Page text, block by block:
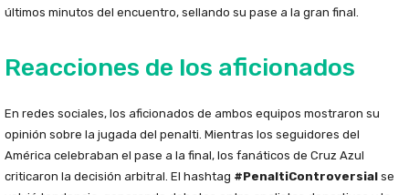
últimos minutos del encuentro, sellando su pase a la gran final.
Reacciones de los aficionados
En redes sociales, los aficionados de ambos equipos mostraron su
opinión sobre la jugada del penalti. Mientras los seguidores del
América celebraban el pase a la final, los fanáticos de Cruz Azul
criticaron la decisión arbitral. El hashtag #PenaltiControversial se